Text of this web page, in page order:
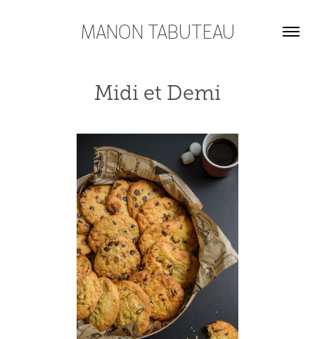
MANON TABUTEAU
Midi et Demi